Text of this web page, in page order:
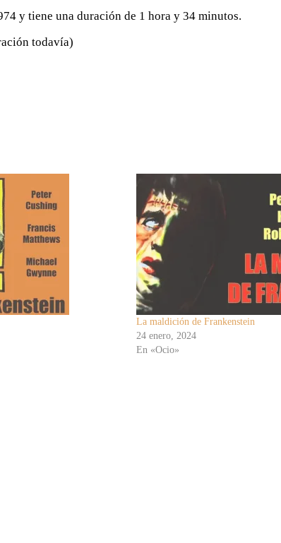
y tiene una duración de 1 hora y 34 minutos.
todavía)
La maldición de Frankenstein
24 enero, 2024
En «Ocio»